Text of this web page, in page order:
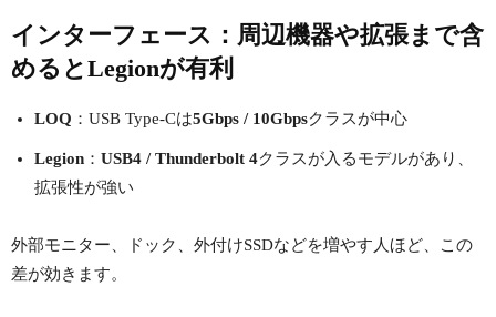
インターフェース：周辺機器や拡張まで含
めるとLegionが有利
LOQ ：USB Type-Cは5Gbps / 10Gbpsクラスが中心
Legion ： USB4 / Thunderbolt 4クラスが入るモデルがあり、
拡張性が強い
外部モニター、ドック、外付けSSDなどを増やす人ほど、この
差が効きます。